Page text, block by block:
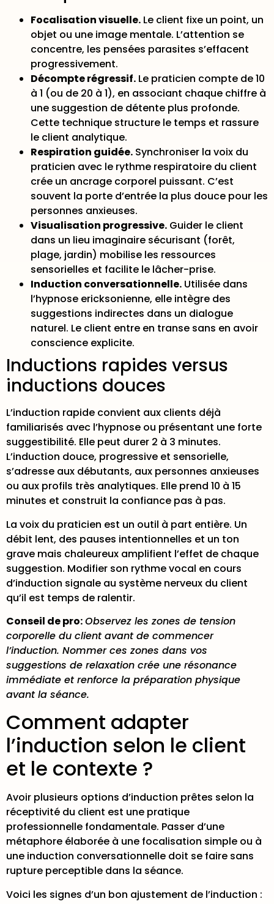
Focalisation visuelle. Le client fixe un point, un
objet ou une image mentale. L’attention se
concentre, les pensées parasites s’effacent
progressivement.
Décompte régressif. Le praticien compte de 10
à 1 (ou de 20 à 1), en associant chaque chiffre à
une suggestion de détente plus profonde.
Cette technique structure le temps et rassure
le client analytique.
Respiration guidée. Synchroniser la voix du
praticien avec le rythme respiratoire du client
crée un ancrage corporel puissant. C’est
souvent la porte d’entrée la plus douce pour les
personnes anxieuses.
Visualisation progressive. Guider le client
dans un lieu imaginaire sécurisant (forêt,
plage, jardin) mobilise les ressources
sensorielles et facilite le lâcher-prise.
Induction conversationnelle. Utilisée dans
l’hypnose ericksonienne, elle intègre des
suggestions indirectes dans un dialogue
naturel. Le client entre en transe sans en avoir
conscience explicite.
Inductions rapides versus
inductions douces
L’induction rapide convient aux clients déjà
familiarisés avec l’hypnose ou présentant une forte
suggestibilité. Elle peut durer 2 à 3 minutes.
L’induction douce, progressive et sensorielle,
s’adresse aux débutants, aux personnes anxieuses
ou aux profils très analytiques. Elle prend 10 à 15
minutes et construit la confiance pas à pas.
La voix du praticien est un outil à part entière. Un
débit lent, des pauses intentionnelles et un ton
grave mais chaleureux amplifient l’effet de chaque
suggestion. Modifier son rythme vocal en cours
d’induction signale au système nerveux du client
qu’il est temps de ralentir.
Conseil de pro:Observez les zones de tension
corporelle du client avant de commencer
l’induction. Nommer ces zones dans vos
suggestions de relaxation crée une résonance
immédiate et renforce la préparation physique
avant la séance.
Comment adapter
l’induction selon le client
et le contexte ?
Avoir plusieurs options d’induction prêtes selon la
réceptivité du client est une pratique
professionnelle fondamentale. Passer d’une
métaphore élaborée à une focalisation simple ou à
une induction conversationnelle doit se faire sans
rupture perceptible dans la séance.
Voici les signes d’un bon ajustement de l’induction :